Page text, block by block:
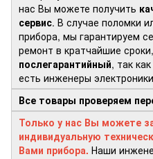
нас Вы можете получить
сервис. В случае поломки
прибора, мы гарантируем
ремонт в кратчайшие
послегарантийный, так
есть инженеры
Все товары проверяем
Только у нас Вы можете
индивидуальную
Вами прибора. Наши